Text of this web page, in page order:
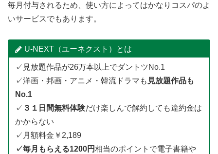
毎月付与されるため、使い方によってはかなりコスパのよ
いサービスでもあります。
U-NEXT（ユーネクスト）とは
✓見放題作品が26万本以上でダントツNo.1
✓洋画・邦画・アニメ・韓流ドラマも 見放題作品も
No.1
✓ ３１日間無料体験だけ楽しんで解約しても違約金は
かからない
✓月額料金￥2,189
✓毎月もらえる1200円相当のポイントで電子書籍や